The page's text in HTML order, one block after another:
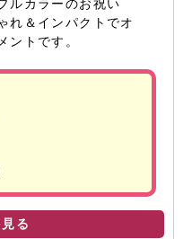
ルカラーのお祝い
れ＆インパクトでオ
ントです。
る